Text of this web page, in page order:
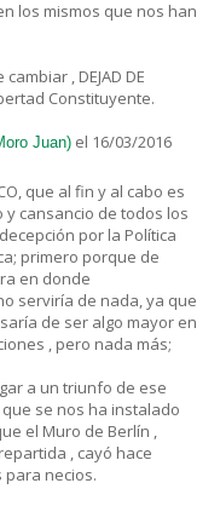
los mismos que nos han
, DEJAD DE
Constituyente.
Juan) el 16/03/2016
que al fin y al cabo es
cansancio de todos los
por la Política
primero porque de
en donde
serviría de nada, ya que
de ser algo mayor en
, pero nada más;
a un triunfo de ese
se nos ha instalado
el Muro de Berlín ,
, cayó hace
para necios.